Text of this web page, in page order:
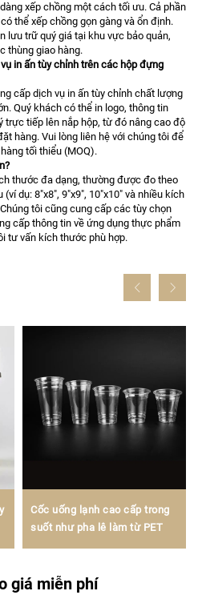
xếp chồng một cách tối ưu. Cả phần
thể xếp chồng gọn gàng và ổn định.
lưu trữ quý giá tại khu vực bảo quản,
thùng giao hàng.
in ấn tùy chỉnh trên các hộp đựng
cấp dịch vụ in ấn tùy chỉnh chất lượng
Quý khách có thể in logo, thông tin
trực tiếp lên nắp hộp, từ đó nâng cao độ
hàng. Vui lòng liên hệ với chúng tôi để
tối thiểu (MOQ).
thước đa dạng, thường được đo theo
dụ: 8"x8", 9"x9", 10"x10" và nhiều kích
tôi cũng cung cấp các tùy chọn
cấp thông tin về ứng dụng thực phẩm
tư vấn kích thước phù hợp.
Cốc uống lạnh cao cấp trong
suốt như pha lê làm từ PET
giá miễn phí